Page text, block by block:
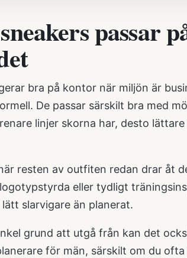
passar
bra på kontor när miljön är
De passar särskilt bra med
linjer skorna har, desto
resten av outfiten redan drar åt
eller tydligt
slarvigare än planerat.
grund att utgå från kan det
för män, särskilt om du